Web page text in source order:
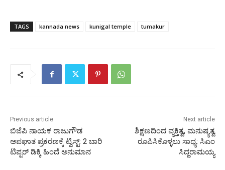
TAGS kannada news kunigal temple tumakur
Previous article
ಬಿಜೆಪಿ ನಾಯಕ ರಾಜುಗೌಡ
ಅಪಘಾತ ಪ್ರಕರಣಕ್ಕೆ ಟ್ವಿಸ್ಟ್:‌ 2 ಬಾರಿ
ಟಿಪ್ಪರ್‌ ಡಿಕ್ಕಿ ಹಿಂದೆ ಅನುಮಾನ
Next article
ಶಿಕ್ಷಣದಿಂದ ವ್ಯಕ್ತಿತ್ವ, ಮನುಷ್ಯತ್ವ
ರೂಪಿಸಿಕೊಳ್ಳಲು ಸಾಧ್ಯ: ಸಿಎಂ
ಸಿದ್ದರಾಮಯ್ಯ